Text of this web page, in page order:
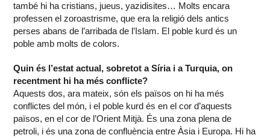
també hi ha cristians, jueus, yazidisites… Molts encara
professen el zoroastrisme, que era la religió dels antics
perses abans de l’arribada de l’Islam. El poble kurd és un
poble amb molts de colors.
Quin és l’estat actual, sobretot a Síria i a Turquia, on
recentment hi ha més conflicte?
Aquests dos, ara mateix, són els països on hi ha més
conflictes del món, i el poble kurd és en el cor d’aquests
països, en el cor de l’Orient Mitjà. És una zona plena de
petroli, i és una zona de confluència entre Àsia i Europa. Hi ha